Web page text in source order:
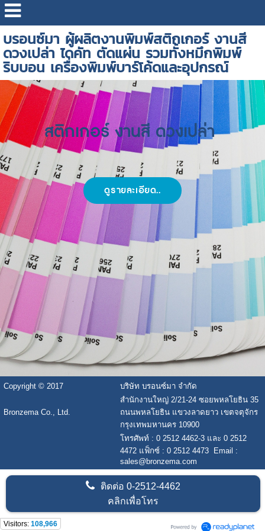
บรอนซ์มา ผู้ผลิตงานพิมพ์สติกเกอร์ งานสี
ดวงเปล่า ไดคัท ตัดแผ่น รวมทั้งหมึกพิมพ์
ริบบอน เครื่องพิมพ์บาร์โค้ดและอุปกรณ์
สติกเกอร์ งานสี ดวงเปล่า
ดูรายละเอียด..
Copyright © 2017 บริษัท บรอนซ์มา จำกัด
Bronzema Co., Ltd.
สำนักงานใหญ่ 2/21-24 ซอยพหลโยธิน 35
ถนนพหลโยธิน แขวงลาดยาว เขตจตุจักร
กรุงเทพมหานคร 10900
โทรศัพท์ : 0 2512 4462-3 และ 0 2512
4472 แฟ็กซ์ : 0 2512 4473 Email :
sales@bronzema.com
ติดต่อ 0-2512-4462
คลิกเพื่อโทร
Visitors: 108,966